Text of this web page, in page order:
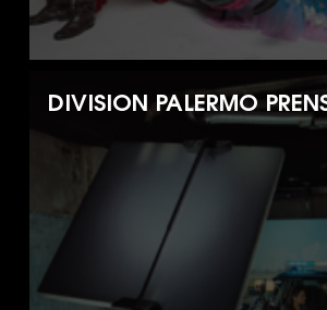
DIVISION PALERMO